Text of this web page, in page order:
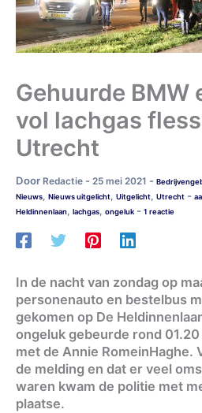
Gehuurde BMW
vol lachgas
Utrecht
Door Redactie - 25 mei 2021 -
Nieuws, Nieuws uitgelicht, Uitgelicht, Utrecht -
Heldinnenlaan, lachgas, ongeluk - 1 reactie
In de nacht van zondag op
personenauto en bestelbus
gekomen op De
ongeluk gebeurde rond
met de Annie RomeinHaghe.
de melding en dat er veel
waren kwam de politie met
plaatse.